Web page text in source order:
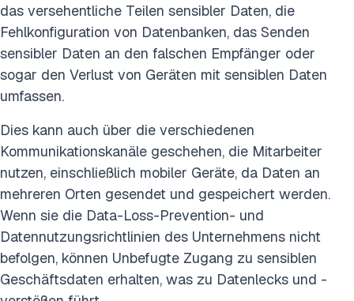
das versehentliche Teilen sensibler Daten, die
Fehlkonfiguration von Datenbanken, das Senden
sensibler Daten an den falschen Empfänger oder
sogar den Verlust von Geräten mit sensiblen Daten
umfassen.
Dies kann auch über die verschiedenen
Kommunikationskanäle geschehen, die Mitarbeiter
nutzen, einschließlich mobiler Geräte, da Daten an
mehreren Orten gesendet und gespeichert werden.
Wenn sie die Data-Loss-Prevention- und
Datennutzungsrichtlinien des Unternehmens nicht
befolgen, können Unbefugte Zugang zu sensiblen
Geschäftsdaten erhalten, was zu Datenlecks und -